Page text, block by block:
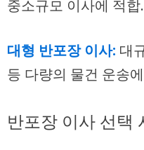
중소규모 이사에 적합.
대형 반포장 이사: 대
등 다량의 물건 운송
반포장 이사 선택